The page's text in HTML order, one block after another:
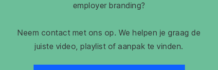
employer branding?
Neem contact met ons op. We helpen je graag de
juiste video, playlist of aanpak te vinden.